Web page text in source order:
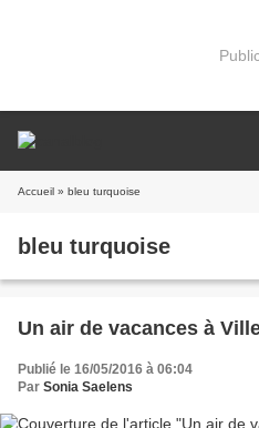
Accueil » bleu turquoise
bleu turquoise
Un air de vacances à
Publié le 16/05/2016 à 06:04
Par Sonia Saelens